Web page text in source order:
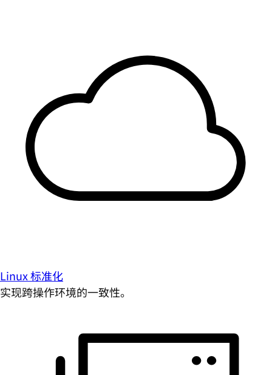
Linux 标准化
实现跨操作环境的一致性。